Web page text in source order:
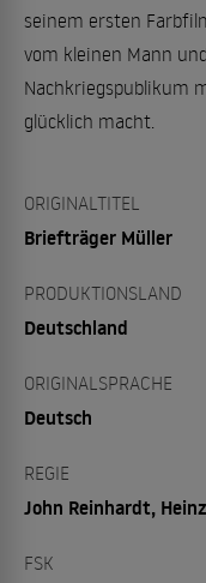
seinem ersten
vom kleinen Mann
Nachkriegspublikum
glücklich macht.
ORIGINALTITEL
Briefträger Müller
PRODUKTIONSLAND
Deutschland
ORIGINALSPRACHE
Deutsch
REGIE
John Reinhardt,
FSK